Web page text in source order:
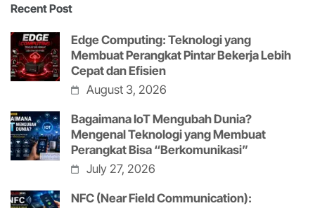
Recent Post
Edge Computing: Teknologi yang
Membuat Perangkat Pintar Bekerja Lebih
Cepat dan Efisien
August 3, 2026
Bagaimana IoT Mengubah Dunia?
Mengenal Teknologi yang Membuat
Perangkat Bisa “Berkomunikasi”
July 27, 2026
NFC (Near Field Communication):